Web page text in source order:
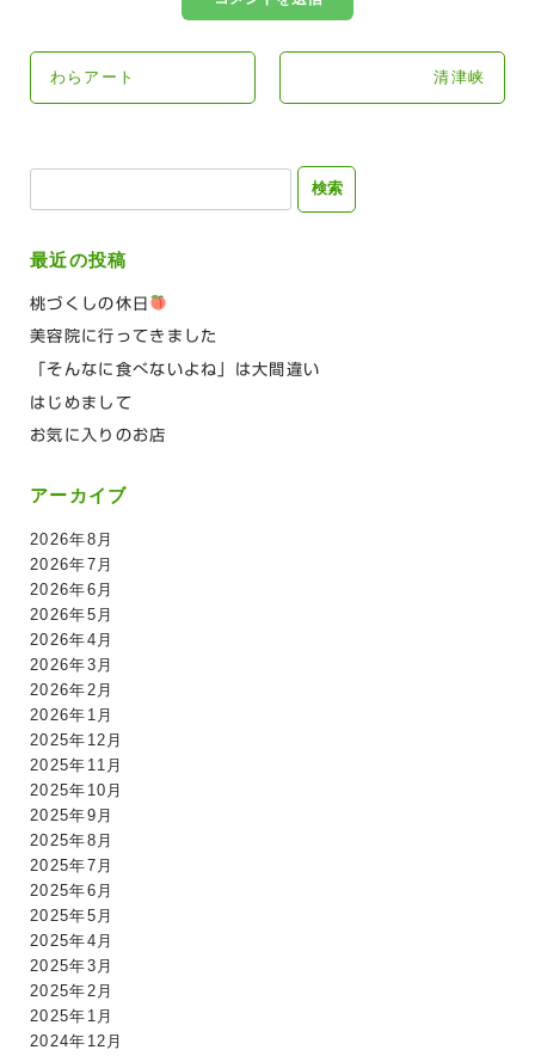
わらアート 清津峡
検
最近の投稿
桃づくしの休日
美容院に行ってきました
「そんなに食べないよね」は大間違い
はじめまして
お気に入りのお店
アーカイブ
2026年8月
2026年7月
2026年6月
2026年5月
2026年4月
2026年3月
2026年2月
2026年1月
2025年12月
2025年11月
2025年10月
2025年9月
2025年8月
2025年7月
2025年6月
2025年5月
2025年4月
2025年3月
2025年2月
2025年1月
2024年12月